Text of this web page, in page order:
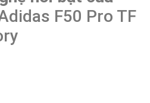
F50 Pro TF